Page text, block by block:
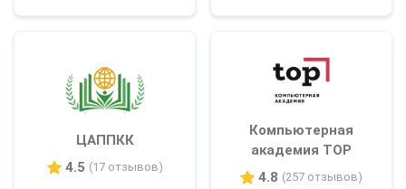
ЦАППКК
4.5 (17 отзывов)
Компьютерная
академия TOP
4.8 (257 отзывов)